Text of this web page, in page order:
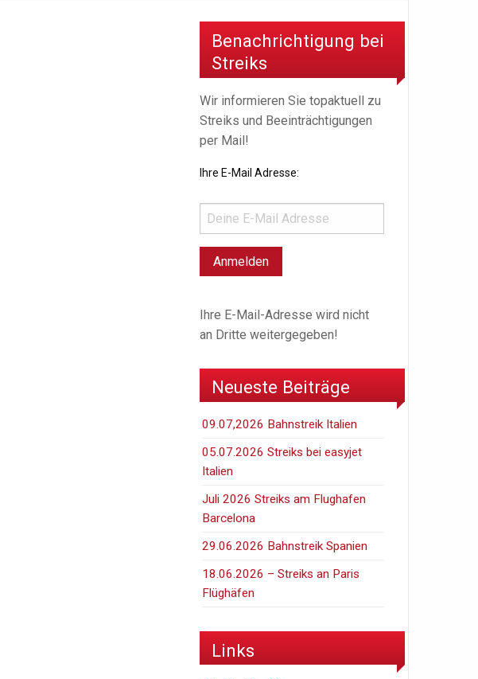
Benachrichtigung bei
Streiks
Wir informieren Sie topaktuell zu
Streiks und Beeinträchtigungen
per Mail!
Ihre E-Mail Adresse:
Ihre E-Mail-Adresse wird nicht
an Dritte weitergegeben!
Neueste Beiträge
09.07,2026 Bahnstreik Italien
05.07.2026 Streiks bei easyjet
Italien
Juli 2026 Streiks am Flughafen
Barcelona
29.06.2026 Bahnstreik Spanien
18.06.2026 – Streiks an Paris
Flüghäfen
Links